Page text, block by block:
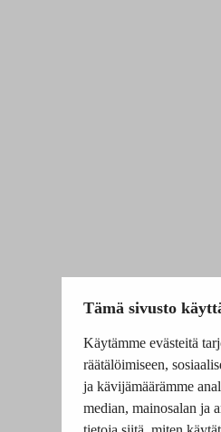
Tämä sivusto
Käytämme evästeitä
räätälöimiseen,
ja kävijämäärämme
median, mainosalan ja